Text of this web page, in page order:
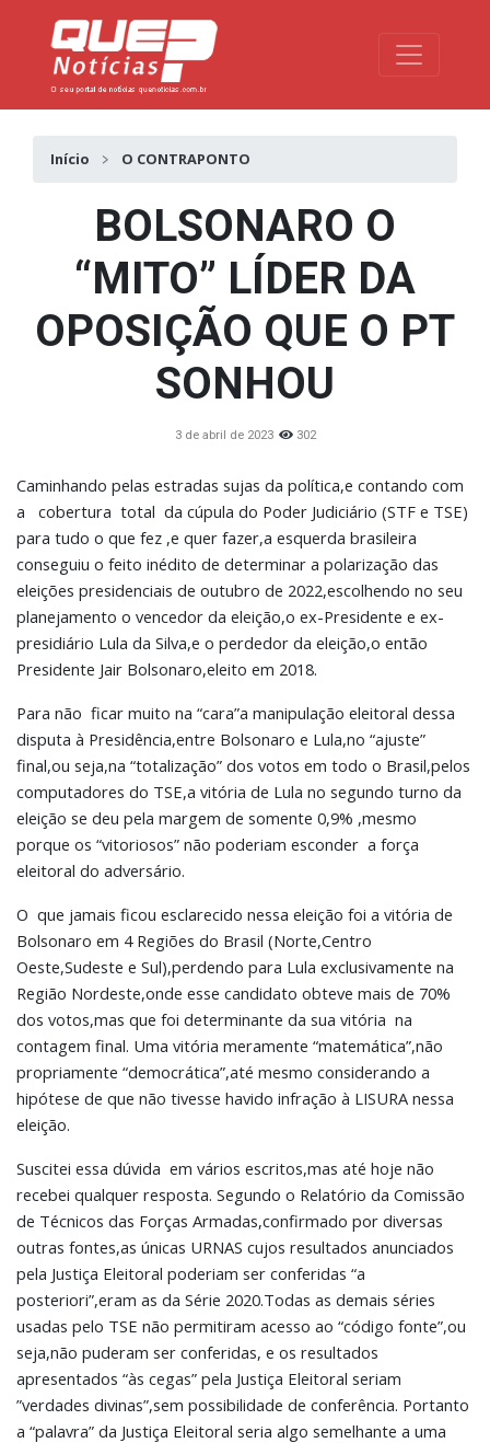
Toggle
Início O CONTRAPONTO
BOLSONARO O
“MITO” LÍDER DA
OPOSIÇÃO QUE O PT
SONHOU
3 de abril de 2023 302
Caminhando pelas estradas sujas da política,e contando com
a cobertura total da cúpula do Poder Judiciário (STF e TSE)
para tudo o que fez ,e quer fazer,a esquerda brasileira
conseguiu o feito inédito de determinar a polarização das
eleições presidenciais de outubro de 2022,escolhendo no seu
planejamento o vencedor da eleição,o ex-Presidente e ex-
presidiário Lula da Silva,e o perdedor da eleição,o então
Presidente Jair Bolsonaro,eleito em 2018.
Para não ficar muito na “cara”a manipulação eleitoral dessa
disputa à Presidência,entre Bolsonaro e Lula,no “ajuste”
final,ou seja,na “totalização” dos votos em todo o Brasil,pelos
computadores do TSE,a vitória de Lula no segundo turno da
eleição se deu pela margem de somente 0,9% ,mesmo
porque os “vitoriosos” não poderiam esconder a força
eleitoral do adversário.
O que jamais ficou esclarecido nessa eleição foi a vitória de
Bolsonaro em 4 Regiões do Brasil (Norte,Centro
Oeste,Sudeste e Sul),perdendo para Lula exclusivamente na
Região Nordeste,onde esse candidato obteve mais de 70%
dos votos,mas que foi determinante da sua vitória na
contagem final. Uma vitória meramente “matemática”,não
propriamente “democrática”,até mesmo considerando a
hipótese de que não tivesse havido infração à LISURA nessa
eleição.
Suscitei essa dúvida em vários escritos,mas até hoje não
recebei qualquer resposta. Segundo o Relatório da Comissão
de Técnicos das Forças Armadas,confirmado por diversas
outras fontes,as únicas URNAS cujos resultados anunciados
pela Justiça Eleitoral poderiam ser conferidas “a
posteriori”,eram as da Série 2020.Todas as demais séries
usadas pelo TSE não permitiram acesso ao “código fonte”,ou
seja,não puderam ser conferidas, e os resultados
apresentados “às cegas” pela Justiça Eleitoral seriam
”verdades divinas”,sem possibilidade de conferência. Portanto
a “palavra” da Justiça Eleitoral seria algo semelhante a uma